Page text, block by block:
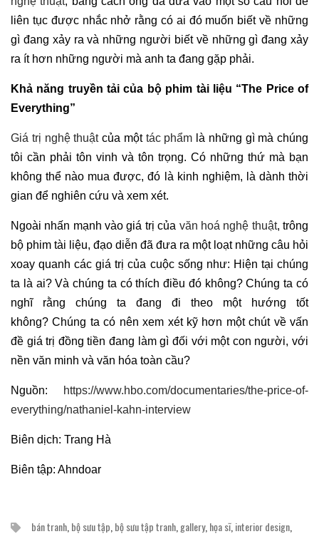
liên tục được nhắc nhở rằng có ai đó muốn biết về những
gì đang xảy ra và những người biết về những gì đang xảy
ra ít hơn những người mà anh ta đang gặp phải.
Khả năng truyền tải của bộ phim tài liệu “The Price of
Everything”
Giá trị nghệ thuậtcủa một tác phẩm là những gì mà chúng
tôi cần phải tôn vinh và tôn trọng. Có những thứ mà bạn
không thể nào mua được, đó là kinh nghiệm, là dành thời
gian để nghiên cứu và xem xét.
Ngoài nhấn mạnh vào giá trị của văn hoá nghệ thuật, trông
bộ phim tài liệu, đạo diễn đã đưa ra một loạt những câu hỏi
xoay quanh các giá trị của cuộc sống như: Hiện tại chúng
ta là ai? Và chúng ta có thích điều đó không? Chúng ta có
nghĩ rằng chúng ta đang đi theo một hướng tốt
không? Chúng ta có nên xem xét kỹ hơn một chút về vấn
đề giá trị đồng tiền đang làm gì đối với một con người, với
nền văn minh và văn hóa toàn cầu?
Nguồn:
https://www.hbo.com/documentaries/the-price-of-
everything/nathaniel-kahn-interview
Biên dịch: Trang Hà
Biên tập: Ahndoar
bán tranh bộ sưu tập bộ sưu tập tranh gallery, họa sĩ, interior design